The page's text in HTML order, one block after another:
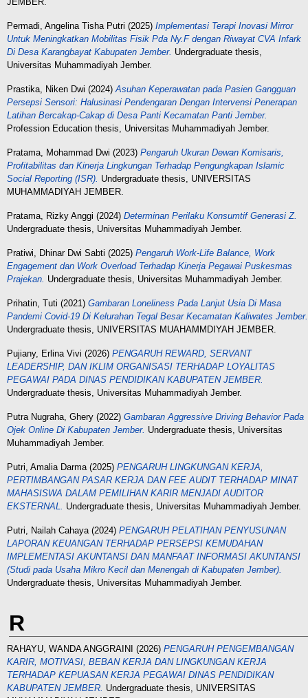
Permadi, Angelina Tisha Putri (2025) Implementasi Terapi Inovasi Mirror
Untuk Meningkatkan Mobilitas Fisik Pda Ny.F dengan Riwayat CVA Infark
Di Desa Karangbayat Kabupaten Jember. Undergraduate thesis,
Universitas Muhammadiyah Jember.
Prastika, Niken Dwi (2024)Asuhan Keperawatan pada Pasien Gangguan
Persepsi Sensori: Halusinasi Pendengaran Dengan Intervensi Penerapan
Latihan Bercakap-Cakap di Desa Panti Kecamatan Panti Jember.
Profession Education thesis, Universitas Muhammadiyah Jember.
Pratama, Mohammad Dwi (2023) Pengaruh Ukuran Dewan Komisaris,
Profitabilitas dan Kinerja Lingkungan Terhadap Pengungkapan Islamic
Social Reporting (ISR). Undergraduate thesis, UNIVERSITAS
MUHAMMADIYAH JEMBER.
Pratama, Rizky Anggi (2024) Determinan Perilaku Konsumtif Generasi Z.
Undergraduate thesis, Universitas Muhammadiyah Jember.
Pratiwi, Dhinar Dwi Sabti (2025) Pengaruh Work-Life Balance, Work
Engagement dan Work Overload Terhadap Kinerja Pegawai Puskesmas
Prajekan. Undergraduate thesis, Universitas Muhammadiyah Jember.
Prihatin, Tuti (2021) Gambaran Loneliness Pada Lanjut Usia Di Masa
Pandemi Covid-19 Di Kelurahan Tegal Besar Kecamatan Kaliwates Jember.
Undergraduate thesis, UNIVERSITAS MUAHAMMDIYAH JEMBER.
Pujiany, Erlina Vivi (2026) PENGARUH REWARD, SERVANT
LEADERSHIP, DAN IKLIM ORGANISASI TERHADAP LOYALITAS
PEGAWAI PADA DINAS PENDIDIKAN KABUPATEN JEMBER.
Undergraduate thesis, Universitas Muhammadiyah Jember.
Putra Nugraha, Ghery (2022) Gambaran Aggressive Driving Behavior Pada
Ojek Online Di Kabupaten Jember. Undergraduate thesis, Universitas
Muhammadiyah Jember.
Putri, Amalia Darma(2025) PENGARUH LINGKUNGAN KERJA,
PERTIMBANGAN PASAR KERJA DAN FEE AUDIT TERHADAP MINAT
MAHASISWA DALAM PEMILIHAN KARIR MENJADI AUDITOR
EKSTERNAL. Undergraduate thesis, Universitas Muhammadiyah Jember.
Putri, Nailah Cahaya(2024) PENGARUH PELATIHAN PENYUSUNAN
LAPORAN KEUANGAN TERHADAP PERSEPSI KEMUDAHAN
IMPLEMENTASI AKUNTANSI DAN MANFAAT INFORMASI AKUNTANSI
(Studi pada Usaha Mikro Kecil dan Menengah di Kabupaten Jember).
Undergraduate thesis, Universitas Muhammadiyah Jember.
R
RAHAYU, WANDA ANGGRAINI (2026) PENGARUH PENGEMBANGAN
KARIR, MOTIVASI, BEBAN KERJA DAN LINGKUNGAN KERJA
TERHADAP KEPUASAN KERJA PEGAWAI DINAS PENDIDIKAN
KABUPATEN JEMBER. Undergraduate thesis, UNIVERSITAS